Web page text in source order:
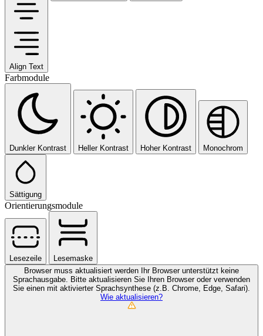
Align Text
Farbmodule
Dunkler Kontrast Heller Kontrast Hoher Kontrast Monochrom
Sättigung
Orientierungsmodule
Lesezeile
Lesemaske
Browser muss aktualisiert werden Ihr Browser unterstützt keine
Sprachausgabe. Bitte aktualisieren Sie Ihren Browser oder verwenden
Sie einen mit aktivierter Sprachsynthese (z.B. Chrome, Edge, Safari).
Wie aktualisieren?